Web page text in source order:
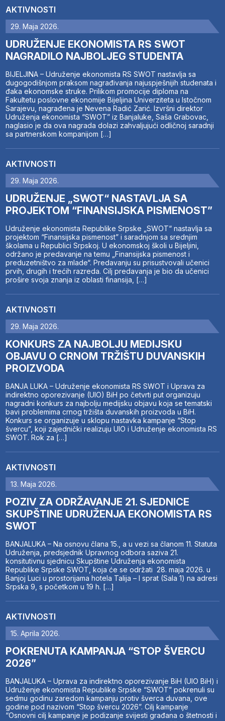
AKTIVNOSTI
29. Maja 2026.
UDRUŽENJE EKONOMISTA RS SWOT
NAGRADILO NAJBOLJEG STUDENTA
BIJELJINA – Udruženje ekonomista RS SWOT nastavlja sa
dugogodišnjom praksom nagrađivanja najuspješnijih studenata i
đaka ekonomske struke. Prilikom promocije diploma na
Fakultetu poslovne ekonomije Bijeljina Univerziteta u Istočnom
Sarajevu, nagrađena je Nevena Radić Zarić. Izvršni direktor
Udruženja ekonomista “SWOT” iz Banjaluke, Saša Grabovac,
naglasio je da ova nagrada dolazi zahvaljujući odličnoj saradnji
sa partnerskom kompanijom […]
AKTIVNOSTI
29. Maja 2026.
UDRUŽENJE „SWOT“ NASTAVLJA SA
PROJEKTOM “FINANSIJSKA PISMENOST”
Udruženje ekonomista Republike Srpske „SWOT“ nastavlja sa
projektom “Finansijska pismenost” i saradnjom sa srednjim
školama u Republici Srpskoj. U ekonomskoj školi u Bijeljini,
održano je predavanje na temu „Finansijska pismenost i
preduzetništvo za mlade“. Predavanju su prisustvovali učenici
prvih, drugih i trećih razreda. Cilj predavanja je bio da učenici
prošire svoja znanja iz oblasti finansija, […]
AKTIVNOSTI
29. Maja 2026.
KONKURS ZA NAJBOLJU MEDIJSKU
OBJAVU O CRNOM TRŽIŠTU DUVANSKIH
PROIZVODA
BANJA LUKA – Udruženje ekonomista RS SWOT i Uprava za
indirektno oporezivanje (UIO) BiH po četvrti put organizuju
nagradni konkurs za najbolju medijsku objavu koja se tematski
bavi problemima crnog tržišta duvanskih proizvoda u BiH.
Konkurs se organizuje u sklopu nastavka kampanje “Stop
švercu”, koji zajednički realizuju UIO i Udruženje ekonomista RS
SWOT. Rok za […]
AKTIVNOSTI
13. Maja 2026.
POZIV ZA ODRŽAVANJE 21. SJEDNICE
SKUPŠTINE UDRUŽENJA EKONOMISTA RS
SWOT
BANJALUKA – Na osnovu člana 15., a u vezi sa članom 11. Statuta
Udruženja, predsjednik Upravnog odbora saziva 21.
konsitutivnu sjednicu Skupštine Udruženja ekonomista
Republike Srpske SWOT, koja će se održati 28. maja 2026. u
Banjoj Luci u prostorijama hotela Talija – I sprat (Sala 1) na adresi
Srpska 9, s početkom u 19 h. […]
AKTIVNOSTI
15. Aprila 2026.
POKRENUTA KAMPANJA “STOP ŠVERCU
2026”
BANJALUKA – Uprava za indirektno oporezivanje BiH (UIO BiH) i
Udruženje ekonomista Republike Srpske “SWOT” pokrenuli su
sedmu godinu zaredom kampanju protiv šverca duvana, ove
godine pod nazivom “Stop švercu 2026”. Cilj kampanje
“Osnovni cilj kampanje je podizanje svijesti građana o štetnosti i